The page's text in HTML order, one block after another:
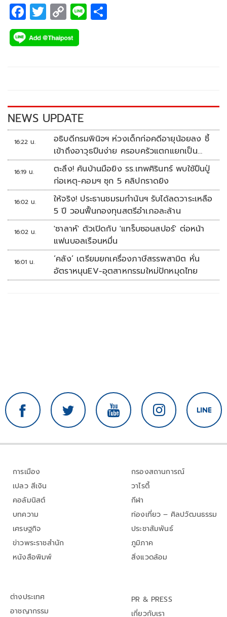
F
ac
e
k
T
wi
tt
C
o
p
k
Li
NEWS UPDATE
16:22 น.
อธิบดีกรมพินิจฯ ห่วงเด็กก่อคดีอายุน้อยลง ชี้
เข้าถึงอาวุธปืนง่าย ครอบครัวแตกแยกเป็น
ชนวนสำคัญ
16:19 น.
ตะลึง! ค้นบ้านมือยิง รร.เทพศิรินทร์ พบใช้ปืนปู่
ก่อเหตุ-คอมฯ ซุก 5 คลิปกราดยิง
16:02 น.
ให้จริง! ประธานชมรมกำนันฯ รับได้ลดวาระเหลือ
5 ปี วอนฟื้นกองทุนสตรีอำเภอละล้าน
16:02 น.
'ซาลาห์' ตัวเปิดกับ 'แทร็บซอนสปอร์' ต่อหน้า
แฟนบอลเรือนหมื่น
16:01 น.
‘คลัง’ เตรียมยกเครื่องภาษีสรรพสามิต หั่น
อัตราหนุนEV-อุตสาหกรรมใหม่ปักหมุดไทย
การเมือง
เปลว สีเงิน
คอลัมนิสต์
บทความ
เศรษฐกิจ
ข่าวพระราชสำนัก
หนังสือพิมพ์
กรองสถานการณ์
วาไรตี้
กีฬา
ท่องเที่ยว – ศิลปวัฒนธรรม
ประชาสัมพันธ์
ภูมิภาค
สิ่งแวดล้อม
ต่างประเทศ
อาชญากรรม
PR & PRESS
เกี่ยวกับเรา